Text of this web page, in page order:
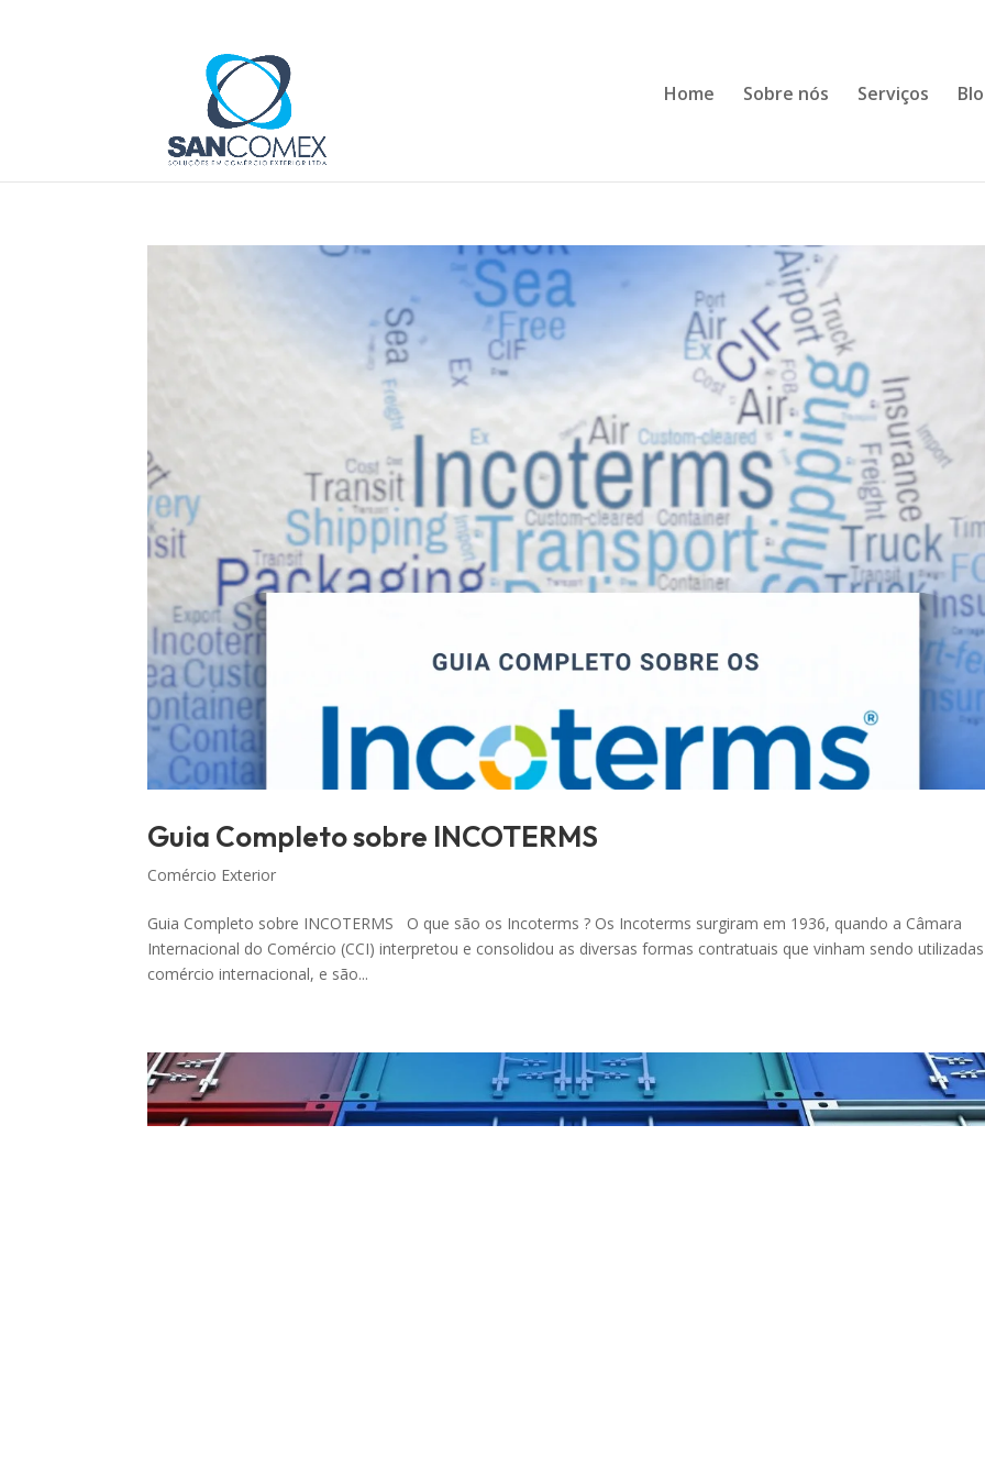
Home Sobre nós Serviços
Guia Completo sobre INCOTERMS
Comércio Exterior
Guia Completo sobre INCOTERMS O que são os Incoterms ? Os Incoterms surgiram em 1936, quando a Câmara
Internacional do Comércio (CCI) interpretou e consolidou as diversas formas contratuais que vinham sendo
comércio internacional, e são...